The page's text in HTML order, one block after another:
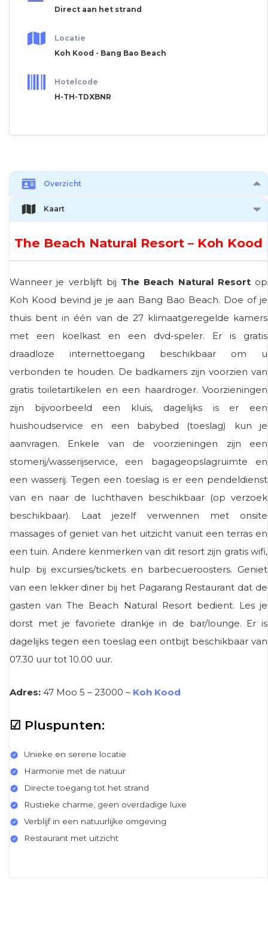
Direct aan het strand
Locatie
Koh Kood - Bang Bao Beach
Hotelcode
H-TH-TDXBNR
Overzicht
Kaart
The Beach Natural Resort – Koh Kood
Wanneer je verblijft bij The Beach Natural Resortop
Koh Kood bevind je je aan Bang Bao Beach. Doe of je
thuis bent in één van de 27 klimaatgeregelde kamers
met een koelkast en een dvd-speler. Er is gratis
draadloze internettoegang beschikbaar om u
verbonden te houden. De badkamers zijn voorzien van
gratis toiletartikelen en een haardroger. Voorzieningen
zijn bijvoorbeeld een kluis, dagelijks is er een
huishoudservice en een babybed (toeslag) kun je
aanvragen. Enkele van de voorzieningen zijn een
stomerij/wasserijservice, een bagageopslagruimte en
een wasserij. Tegen een toeslag is er een pendeldienst
van en naar de luchthaven beschikbaar (op verzoek
beschikbaar). Laat jezelf verwennen met onsite
massages of geniet van het uitzicht vanuit een terras en
een tuin. Andere kenmerken van dit resort zijn gratis wifi,
hulp bij excursies/tickets en barbecueroosters. Geniet
van een lekker diner bij het Pagarang Restaurant dat de
gasten van The Beach Natural Resort bedient. Les je
dorst met je favoriete drankje in de bar/lounge. Er is
dagelijks tegen een toeslag een ontbijt beschikbaar van
07.30 uur tot 10.00 uur.
Adres: 47 Moo 5 – 23000 – Koh Kood
☑ Pluspunten:
Unieke en serene locatie
Harmonie met de natuur
Directe toegang tot het strand
Rustieke charme, geen overdadige luxe
Verblijf in een natuurlijke omgeving
Restaurant met uitzicht